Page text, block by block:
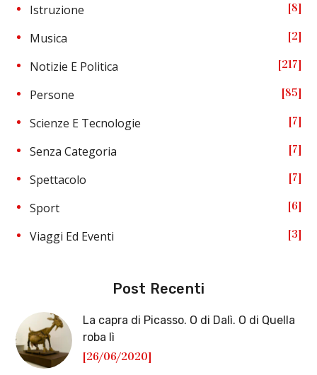
Istruzione 8
Musica 2
Notizie E Politica 217
Persone 85
Scienze E Tecnologie 7
Senza Categoria 7
Spettacolo 7
Sport 6
Viaggi Ed Eventi 3
Post Recenti
La capra di Picasso. O di Dalì. O di Quella
roba lì
[26/06/2020]